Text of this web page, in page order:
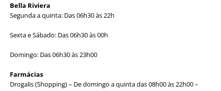
Bella Riviera
Segunda a quinta: Das 06h30 às 22h
Sexta e Sábado: Das 06h30 às 00h
Domingo: Das 06h30 às 23h00
Farmácias
Drogalis (Shopping) – De domingo a quinta das 08h00 às 22h00 –